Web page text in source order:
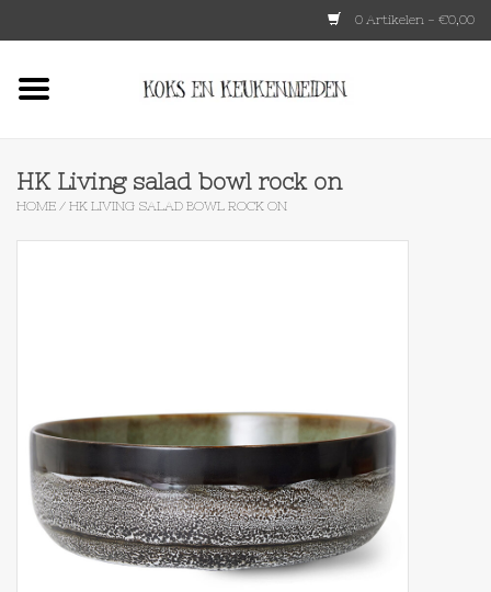
0 Artikelen - €0,00
Koken
Op Tafel
HK Living salad bowl rock on
HOME / HK LIVING SALAD BOWL ROCK ON